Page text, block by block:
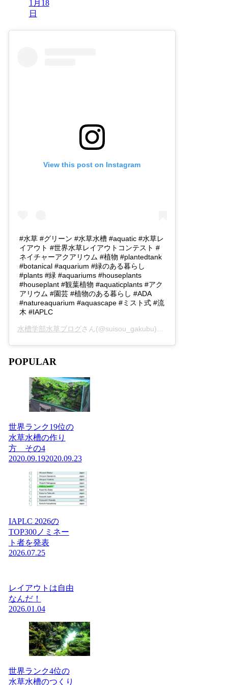
1月18
日
View this post on Instagram
#水草 #グリーン #水草水槽 #aquatic #水草レ
イアウト #世界水草レイアウトコンテスト #
ネイチャーアクアリウム #植物 #plantedtank
#botanical #aquarium #緑のある暮らし
#plants #緑 #aquariums #houseplants
#houseplant #観葉植物 #aquaticplants #アク
アリウム #園芸 #植物のある暮らし #ADA
#natureaquarium #aquascape #ミスト式 #流
木 #IAPLC
水槽学部水草ブログさん(@suisou_gakubu)がシェアした投稿 -
POPULAR
世界ランク19位の
水草水槽の作り
方 その4
2020.09.192020.09.23
IAPLC 2026の
TOP300ノミネー
ト者を発表
2026.07.25
レイアウトは自由
なんだ！
2026.01.04
世界ランク4位の
水草水槽のつくり